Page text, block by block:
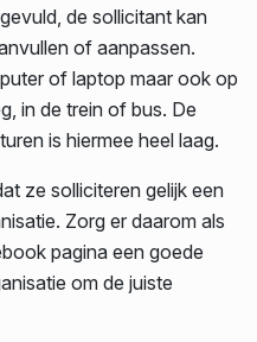
de sollicitant kan
of aanpassen.
of laptop maar ook op
in de trein of bus. De
is hiermee heel laag.
ze solliciteren gelijk een
Zorg er daarom als
pagina een goede
om de juiste